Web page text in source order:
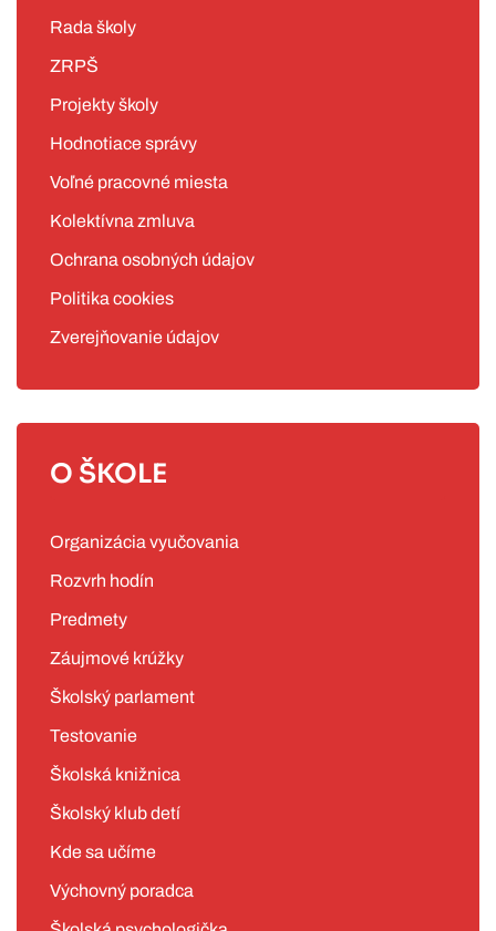
Rada školy
ZRPŠ
Projekty školy
Hodnotiace správy
Voľné pracovné miesta
Kolektívna zmluva
Ochrana osobných údajov
Politika cookies
Zverejňovanie údajov
O ŠKOLE
Organizácia vyučovania
Rozvrh hodín
Predmety
Záujmové krúžky
Školský parlament
Testovanie
Školská knižnica
Školský klub detí
Kde sa učíme
Výchovný poradca